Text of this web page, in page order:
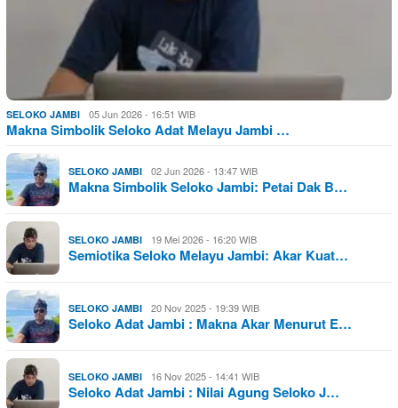
SELOKO JAMBI 05 Jun 2026 - 16:51 WIB
Makna Simbolik Seloko Adat Melayu Jambi …
SELOKO JAMBI 02 Jun 2026 - 13:47 WIB
Makna Simbolik Seloko Jambi: Petai Dak B…
SELOKO JAMBI 19 Mei 2026 - 16:20 WIB
Semiotika Seloko Melayu Jambi: Akar Kuat…
SELOKO JAMBI 20 Nov 2025 - 19:39 WIB
Seloko Adat Jambi : Makna Akar Menurut E…
SELOKO JAMBI 16 Nov 2025 - 14:41 WIB
Seloko Adat Jambi : Nilai Agung Seloko J…